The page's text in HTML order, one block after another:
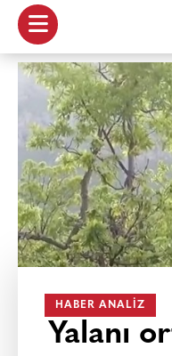
HABER ANALIZ
Yalanı